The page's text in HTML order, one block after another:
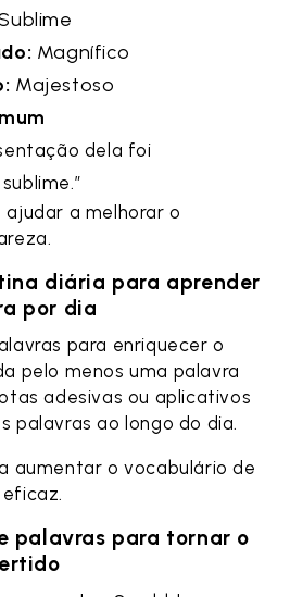
Magnífico
Majestoso
dela foi
a melhorar o
diária para aprender
por dia
para enriquecer o
pelo menos uma palavra
adesivas ou aplicativos
palavras ao longo do dia.
aumentar o vocabulário de
palavras para tornar o